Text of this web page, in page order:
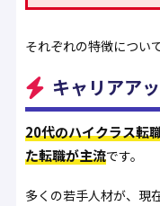
それぞれの特徴につい
キャリアア
20代のハイクラス転
た転職が主流です。
多くの若手人材が、現